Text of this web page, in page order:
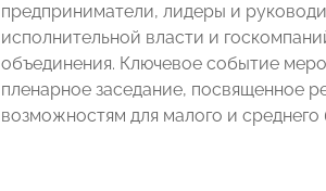
предприниматели, лидеры и
исполнительной власти и
объединения. Ключевое событие
пленарное заседание, посвященное
возможностям для малого и среднего